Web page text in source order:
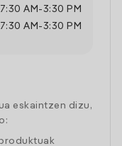
7:30 AM -3:30 PM
7:30 AM -3:30 PM
eskaintzen dizu,